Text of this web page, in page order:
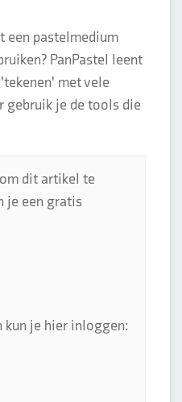
een pastelmedium
PanPastel leent
met vele
gebruik je de tools die
dit artikel te
je een gratis
kun je hier inloggen: